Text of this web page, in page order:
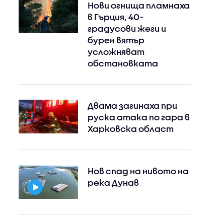
Нови огнища пламнаха
в Гърция, 40-
градусови жеги и
бурен вятър
усложняват
обстановката
Двама загинаха при
руска атака по гара в
Харковска област
Нов спад на нивото на
река Дунав